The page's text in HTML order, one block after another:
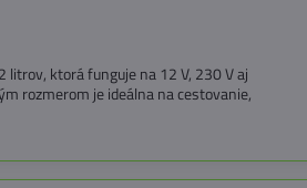
litrov, ktorá funguje na 12 V, 230 V aj
rozmerom je ideálna na cestovanie,